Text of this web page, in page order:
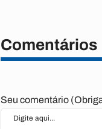
Comentários
Seu comentário